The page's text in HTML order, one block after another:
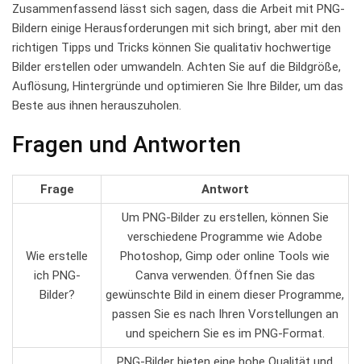
Zusammenfassend lässt‌ sich sagen,⁣ dass die Arbeit ⁣mit PNG-
Bildern⁢ einige Herausforderungen mit sich bringt, aber mit den
richtigen Tipps und Tricks können Sie‌ qualitativ hochwertige
Bilder erstellen oder umwandeln. Achten Sie auf die Bildgröße,⁣
Auflösung, ⁣Hintergründe und optimieren Sie Ihre​ Bilder, um das
Beste aus ihnen herauszuholen.
Fragen​ und⁤ Antworten
Frage Antwort
Wie erstelle
ich‌ PNG-
Bilder?
Um ‌PNG-Bilder zu erstellen,⁤ können Sie⁤
verschiedene Programme wie ​Adobe
Photoshop, Gimp‍ oder online Tools wie
⁤Canva verwenden. Öffnen Sie das
gewünschte ‌Bild ⁤in einem ⁢dieser Programme,
passen Sie⁤ es nach Ihren Vorstellungen an
und speichern ‌Sie es⁣ im ​PNG-Format.